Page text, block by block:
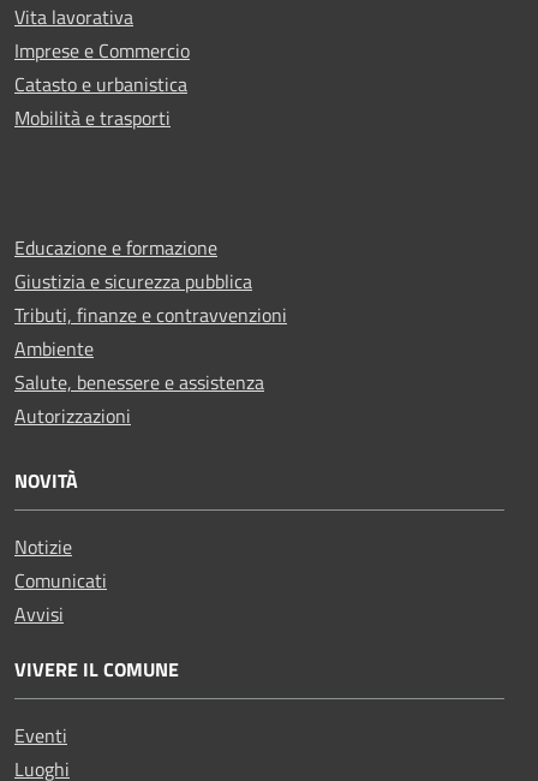
Vita lavorativa
Imprese e Commercio
Catasto e urbanistica
Mobilità e trasporti
Educazione e formazione
Giustizia e sicurezza pubblica
Tributi, finanze e contravvenzioni
Ambiente
Salute, benessere e assistenza
Autorizzazioni
NOVITÀ
Notizie
Comunicati
Avvisi
VIVERE IL COMUNE
Eventi
Luoghi